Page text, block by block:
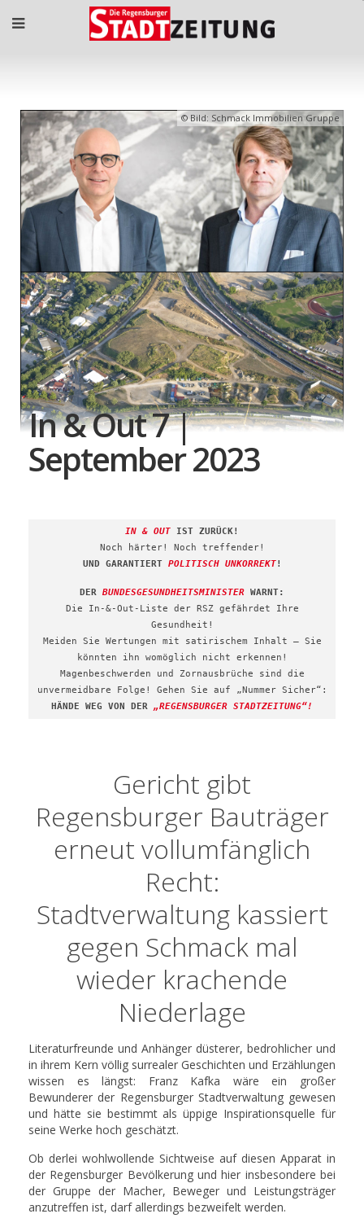
Bild: Schmack Immobilien Gruppe
In & Out 7 |
September 2023
IN & OUT IST ZURÜCK!
Noch härter! Noch treffender!
UND GARANTIERT POLITISCH UNKORREKT!
DER BUNDESGESUNDHEITSMINISTER WARNT:
Die In-&-Out-Liste der RSZ gefährdet Ihre
Gesundheit!
Meiden Sie Wertungen mit satirischem Inhalt – Sie
könnten ihn womöglich nicht erkennen!
Magenbeschwerden und Zornausbrüche sind die
unvermeidbare Folge! Gehen Sie auf „Nummer Sicher“:
HÄNDE WEG VON DER „REGENSBURGER STADTZEITUNG“!
Gericht gibt
Regensburger Bauträger
erneut vollumfänglich
Recht:
Stadtverwaltung kassiert
gegen Schmack mal
wieder krachende
Niederlage
Literaturfreunde und Anhänger düsterer, bedrohlicher und
in ihrem Kern völlig surrealer Geschichten und Erzählungen
wissen es längst: Franz Kafka wäre ein großer
Bewunderer der Regensburger Stadtverwaltung gewesen
und hätte sie bestimmt als üppige Inspirationsquelle für
seine Werke hoch geschätzt.
Ob derlei wohlwollende Sichtweise auf diesen Apparat in
der Regensburger Bevölkerung und hier insbesondere bei
der Gruppe der Macher, Beweger und Leistungsträger
anzutreffen ist, darf allerdings bezweifelt werden.